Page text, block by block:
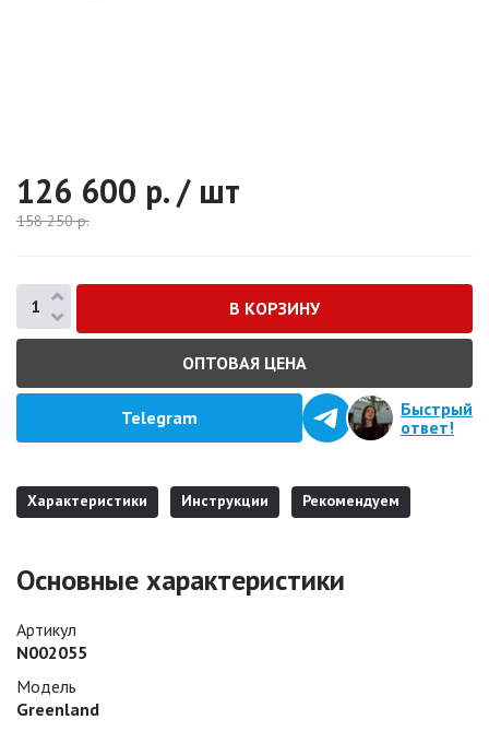
126 600 р. / шт
158 250р.
ОПТОВАЯ ЦЕНА
Telegram
Быстрый
ответ!
Характеристики Инструкции Рекомендуем
Основные характеристики
Артикул
N002055
Модель
Greenland